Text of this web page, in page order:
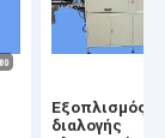
Εξοπλισμός
διαλογής